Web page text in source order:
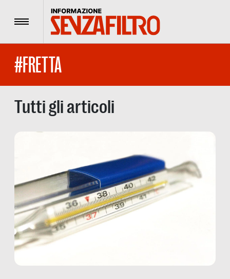
Menu
#FRETTA
Tutti gli articoli